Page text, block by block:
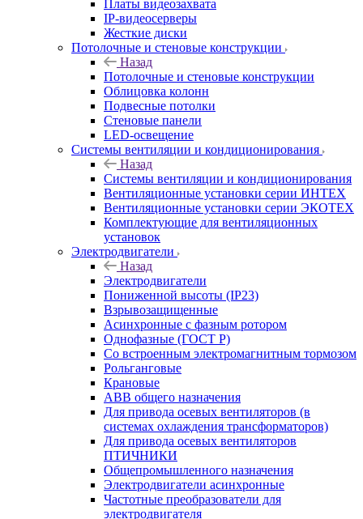
Платы видеозахвата
IP-видеосерверы
Жесткие диски
Потолочные и стеновые конструкции
Назад
Потолочные и стеновые конструкции
Облицовка колонн
Подвесные потолки
Стеновые панели
LED-освещение
Системы вентиляции и кондиционирования
Назад
Системы вентиляции и кондиционирования
Вентиляционные установки серии ИНТЕХ
Вентиляционные установки серии ЭКОТЕХ
Комплектующие для вентиляционных
установок
Электродвигатели
Назад
Электродвигатели
Пониженной высоты (IP23)
Взрывозащищенные
Асинхронные с фазным ротором
Однофазные (ГОСТ Р)
Со встроенным электромагнитным тормозом
Рольганговые
Крановые
АВВ общего назначения
Для привода осевых вентиляторов (в
системах охлаждения трансформаторов)
Для привода осевых вентиляторов
ПТИЧНИКИ
Общепромышленного назначения
Электродвигатели асинхронные
Частотные преобразователи для
электродвигателя